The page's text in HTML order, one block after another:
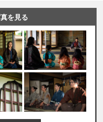
を見る